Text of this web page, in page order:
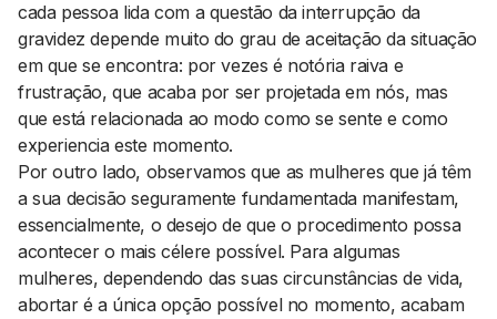
cada pessoa lida com a questão da interrupção da
gravidez depende muito do grau de aceitação da situação
em que se encontra: por vezes é notória raiva e
frustração, que acaba por ser projetada em nós, mas
que está relacionada ao modo como se sente e como
experiencia este momento.
Por outro lado, observamos que as mulheres que já têm
a sua decisão seguramente fundamentada manifestam,
essencialmente, o desejo de que o procedimento possa
acontecer o mais célere possível. Para algumas
mulheres, dependendo das suas circunstâncias de vida,
abortar é a única opção possível no momento, acabam